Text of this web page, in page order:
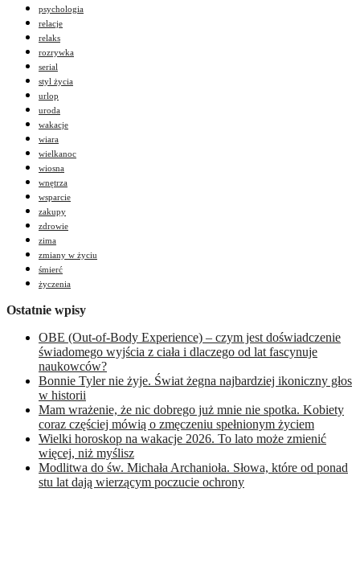
psychologia
relacje
relaks
rozrywka
serial
styl życia
urlop
uroda
wakacje
wiara
wielkanoc
wiosna
wnętrza
wsparcie
zakupy
zdrowie
zima
zmiany w życiu
śmierć
życzenia
Ostatnie wpisy
OBE (Out-of-Body Experience) – czym jest doświadczenie
świadomego wyjścia z ciała i dlaczego od lat fascynuje
naukowców?
Bonnie Tyler nie żyje. Świat żegna najbardziej ikoniczny głos
w historii
Mam wrażenie, że nic dobrego już mnie nie spotka. Kobiety
coraz częściej mówią o zmęczeniu spełnionym życiem
Wielki horoskop na wakacje 2026. To lato może zmienić
więcej, niż myślisz
Modlitwa do św. Michała Archanioła. Słowa, które od ponad
stu lat dają wierzącym poczucie ochrony